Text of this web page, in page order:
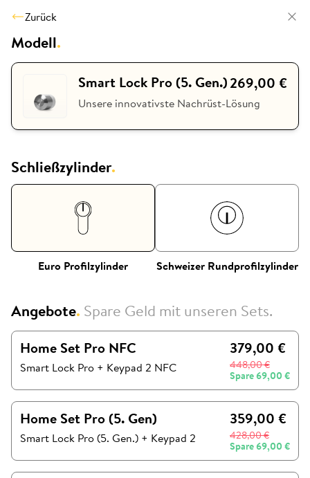
Zurück
Modell.
Smart Lock Pro (5. Gen.)269,00 €
Unsere innovativste Nachrüst-Lösung
Schließzylinder.
Euro Profilzylinder Schweizer Rundprofilzylinder
Angebote. Spare Geld mit unseren Sets.
Home Set Pro NFC
Smart Lock Pro + Keypad 2 NFC
379,00 €
448,00 €
Spare69,00 €
Home Set Pro (5. Gen)
Smart Lock Pro (5. Gen.) + Keypad 2
359,00 €
428,00 €
Spare69,00 €